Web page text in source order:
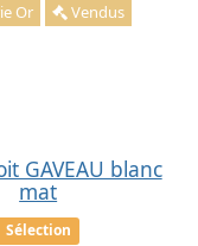
Or Vendus
GAVEAU blanc
mat
Sélection